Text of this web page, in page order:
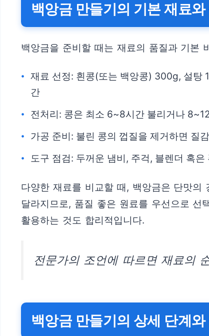
백앙금 만들기의 기본 재료와
백앙금을 준비할 때는 재료의 품질과 기본
재료 선정: 흰콩(또는 백앙콩) 300g, 설
간
전처리: 콩은 최소 6~8시간 불리거나
가공 준비: 불린 콩의 껍질을 제거하면 질
도구 점검: 두꺼운 냄비, 주걱, 블렌더 혹
다양한 재료를 비교할 때, 백앙금은 단맛의
달라지므로, 품질 좋은 원료를 우선으로 선
활용하는 것도 합리적입니다.
전문가의 조언에 따르면 재료의
백앙금 만들기의 상세 단계